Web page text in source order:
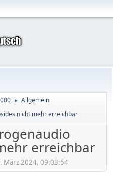
► Allgemein
nicht mehr erreichbar
erreichbar
März 2024, 09:03:54